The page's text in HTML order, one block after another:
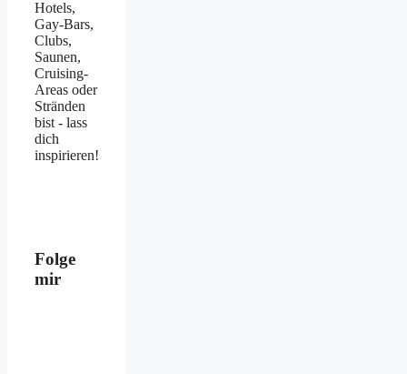
Hotels,
Gay-Bars,
Clubs,
Saunen,
Cruising-
Areas oder
Stränden
bist - lass
dich
inspirieren!
Folge
mir